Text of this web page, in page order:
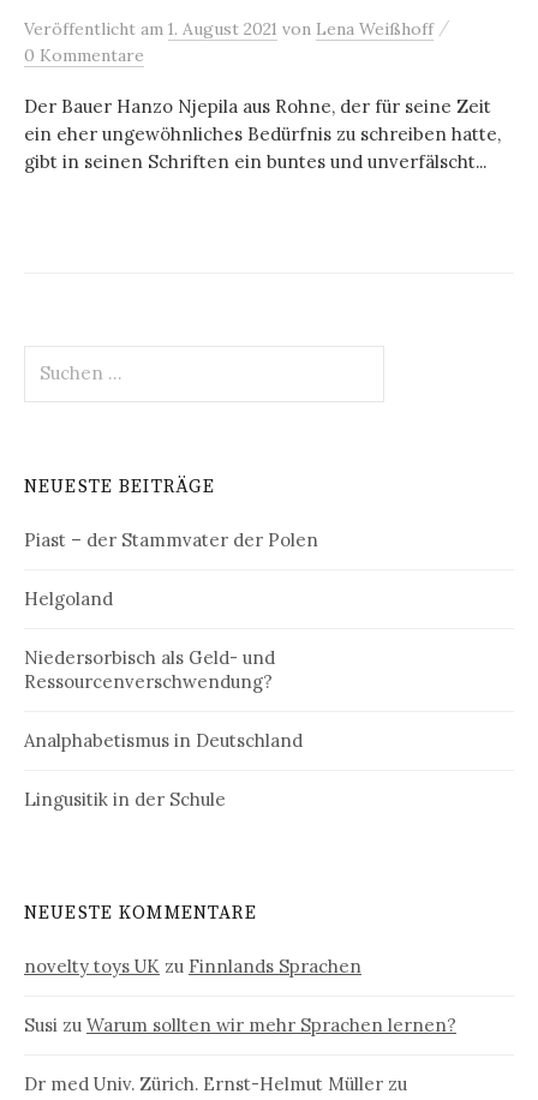
Veröffentlicht am 1. August 2021 von Lena Weißhoff /
0 Kommentare
Der Bauer Hanzo Njepila aus Rohne, der für seine Zeit
ein eher ungewöhnliches Bedürfnis zu schreiben hatte,
gibt in seinen Schriften ein buntes und unverfälscht...
nach:
NEUESTE BEITRÄGE
Piast – der Stammvater der Polen
Helgoland
Niedersorbisch als Geld- und
Ressourcenverschwendung?
Analphabetismus in Deutschland
Lingusitik in der Schule
NEUESTE KOMMENTARE
novelty toys UK zu Finnlands Sprachen
Susi zu Warum sollten wir mehr Sprachen lernen?
Dr med Univ. Zürich. Ernst-Helmut Müller zu